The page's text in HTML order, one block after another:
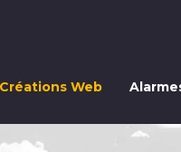
Créations Web